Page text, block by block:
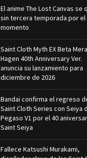
El anime The Lost Canvas se
sin tercera temporada por el
momento
Saint Cloth Myth EX Beta
Hagen 40th Anniversary Ver.
anuncia su lanzamiento para
diciembre de 2026
Bandai confirma el regreso
Saint Cloth Series con Seiya
Pegaso V1 por el 40
Saint Seiya
Fallece Katsushi Murakami,